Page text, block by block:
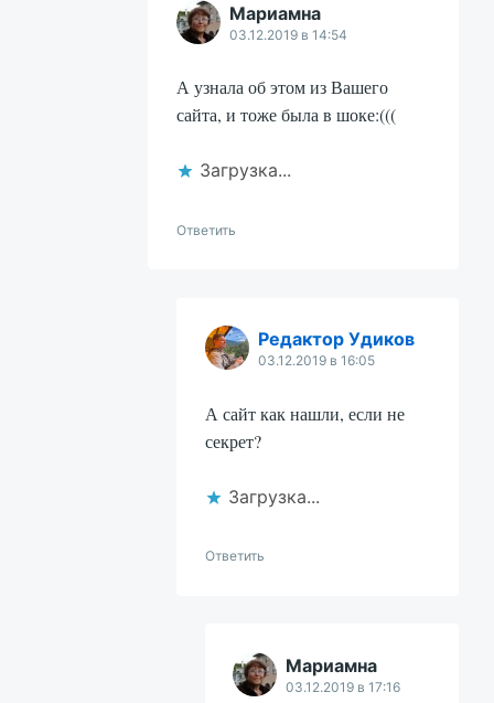
Мариамна
03.12.2019 в 14:54
А узнала об этом из Вашего
сайта, и тоже была в шоке:(((
Загрузка...
Ответить
Редактор Удиков
03.12.2019 в 16:05
А сайт как нашли, если не
секрет?
Загрузка...
Ответить
Мариамна
03.12.2019 в 17:16